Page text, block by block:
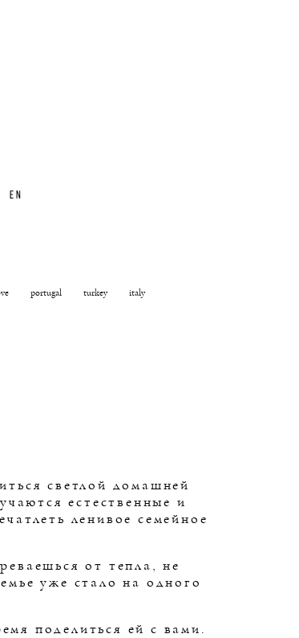
EN
portugal turkey italy
светлой домашней
естественные и
ленивое семейное
от тепла, не
уже стало на одного
поделиться ей с вами.